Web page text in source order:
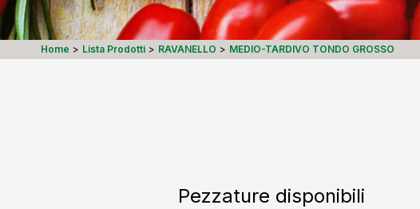
Home > Lista Prodotti > RAVANELLO > MEDIO-TARDIVO TONDO GROSSO
Pezzature disponibili